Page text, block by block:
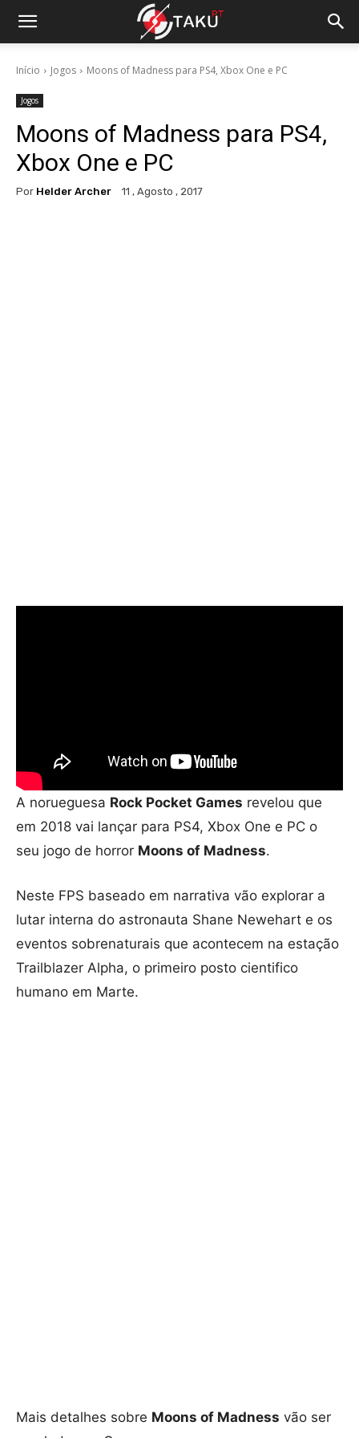
Início Jogos Moons of Madness para PS4, Xbox One e PC
Jogos
Moons of Madness para PS4,
Xbox One e PC
Por Helder Archer 11 , Agosto , 2017
A norueguesa Rock Pocket Games revelou que
em 2018 vai lançar para PS4, Xbox One e PC o
seu jogo de horror Moons of Madness.
Neste FPS baseado em narrativa vão explorar a
lutar interna do astronauta Shane Newehart e os
eventos sobrenaturais que acontecem na estação
Trailblazer Alpha, o primeiro posto cientifico
humano em Marte.
Mais detalhes sobre Moons of Madness vão ser